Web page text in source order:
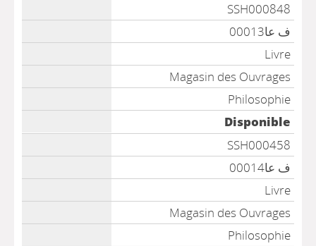
SSH000848
ف عا00013
Livre
Magasin des Ouvrages
Philosophie
Disponible
SSH000458
ف عا00014
Livre
Magasin des Ouvrages
Philosophie